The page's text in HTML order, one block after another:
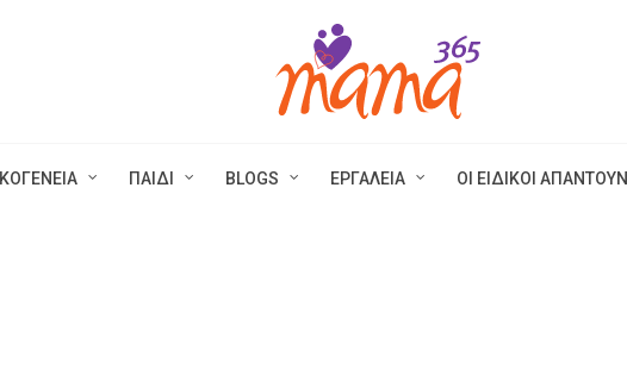
ΠΑΙΔΙ BLOGS ΕΡΓΑΛΕΙΑ ΟΙ ΕΙΔΙΚΟΙ ΑΠΑΝΤΟΥΝ